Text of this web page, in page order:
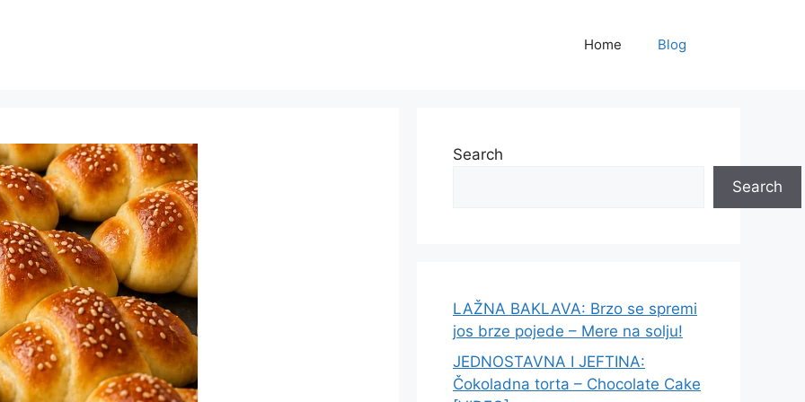
Home Blog
Search
Search
LAŽNA BAKLAVA: Brzo se spremi
jos brze pojede – Mere na solju!
JEDNOSTAVNA I JEFTINA:
Čokoladna torta – Chocolate Cake